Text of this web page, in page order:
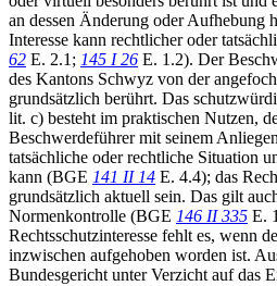
an dessen Änderung oder Aufhebung
Interesse kann rechtlicher oder
62 E. 2.1; 145 I 26 E. 1.2). Der
des Kantons Schwyz von der
grundsätzlich berührt. Das
lit. c) besteht im praktischen Nutzen,
Beschwerdeführer mit seinem
tatsächliche oder rechtliche Situation
kann (BGE 141 II 14 E. 4.4); das
grundsätzlich aktuell sein. Das gilt
Normenkontrolle (BGE 146 II 335 E.
Rechtsschutzinteresse fehlt es, wenn
inzwischen aufgehoben worden ist.
Bundesgericht unter Verzicht auf das